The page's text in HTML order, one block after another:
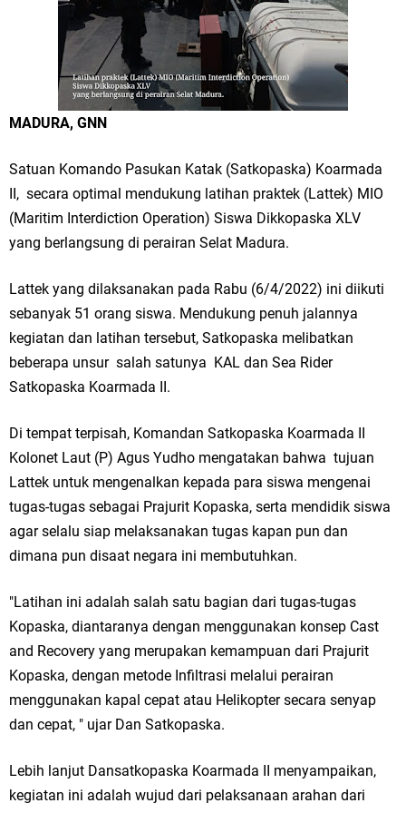
Tumpeng Nasi Krawu Pecahkan Rekor MURI, KWGe Angkat Kuliner
Gresik ke Panggung Dunia
FOZ Jatim, BAZNAS, dan Kemenag Salurkan 22.456 Bingkisan Lebaran
Bupati Gresik Gus Yani Resmikan Kantor Desa Sidoraharjo: Simbol
Komitmen Pelayanan Publik dan Kepedulian Sosial
JKNN
Ruwatan Malam Satu Suro di Dusun Kedungsekar Lor, Tradisi Luhur
yang Terus Istiqomah
1448 H dengan Doa Kedamaian
Tahun Baru Islam 1448 H
Husnul Aqib, M.M. untuk Negeri
PDUF MUI Jatim Gelar Doa Awal Tahun Hijriah, Teguhkan Optimisme
Menuju Indonesia Emas 2045
Reses Anggota DPRD Jabar M. Rizky di Desa Cibitung Wetan: Serap
Aspirasi Petani dan Warga
Hari Jadi Pertama PHIGMA: Advokat dan LBH Perkuat Soliditas di
MADURA, GNN
Satuan Komando Pasukan Katak (Satkopaska) Koarmada
II, secara optimal mendukung latihan praktek (Lattek) MIO
(Maritim Interdiction Operation) Siswa Dikkopaska XLV
yang berlangsung di perairan Selat Madura.
Lattek yang dilaksanakan pada Rabu (6/4/2022) ini diikuti
sebanyak 51 orang siswa. Mendukung penuh jalannya
kegiatan dan latihan tersebut, Satkopaska melibatkan
beberapa unsur salah satunya KAL dan Sea Rider
Satkopaska Koarmada II.
Di tempat terpisah, Komandan Satkopaska Koarmada II
Kolonet Laut (P) Agus Yudho mengatakan bahwa tujuan
Lattek untuk mengenalkan kepada para siswa mengenai
tugas-tugas sebagai Prajurit Kopaska, serta mendidik siswa
agar selalu siap melaksanakan tugas kapan pun dan
dimana pun disaat negara ini membutuhkan.
"Latihan ini adalah salah satu bagian dari tugas-tugas
Kopaska, diantaranya dengan menggunakan konsep Cast
and Recovery yang merupakan kemampuan dari Prajurit
Kopaska, dengan metode Infiltrasi melalui perairan
menggunakan kapal cepat atau Helikopter secara senyap
dan cepat, " ujar Dan Satkopaska.
Lebih lanjut Dansatkopaska Koarmada II menyampaikan,
kegiatan ini adalah wujud dari pelaksanaan arahan dari